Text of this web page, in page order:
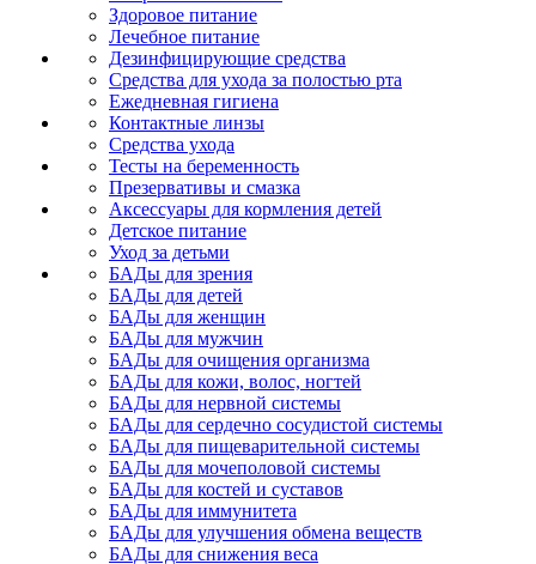
Здоровое питание
Лечебное питание
Дезинфицирующие средства
Средства для ухода за полостью рта
Ежедневная гигиена
Контактные линзы
Средства ухода
Тесты на беременность
Презервативы и смазка
Аксессуары для кормления детей
Детское питание
Уход за детьми
БАДы для зрения
БАДы для детей
БАДы для женщин
БАДы для мужчин
БАДы для очищения организма
БАДы для кожи, волос, ногтей
БАДы для нервной системы
БАДы для сердечно сосудистой системы
БАДы для пищеварительной системы
БАДы для мочеполовой системы
БАДы для костей и суставов
БАДы для иммунитета
БАДы для улучшения обмена веществ
БАДы для снижения веса